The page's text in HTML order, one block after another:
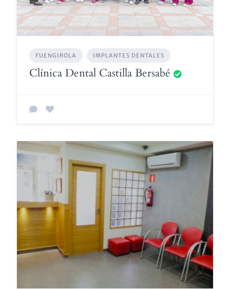
FUENGIROLA IMPLANTES DENTALES
Clínica Dental Castilla Bersabé